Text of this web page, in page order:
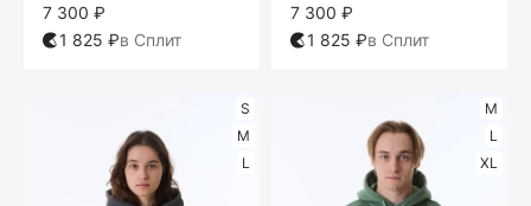
7 300 ₽
1 825 ₽в Сплит
7 300 ₽
1 825 ₽в Сплит
S
M
L
M
L
XL